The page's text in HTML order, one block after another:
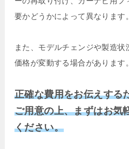
要かどうかによって異なります。
また、モデルチェンジや製造状
価格が変動する場合があります。
正確な費用をお伝えする
ご用意の上、まずはお気
ください。